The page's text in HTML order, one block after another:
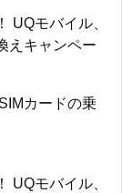
UQモバイル、
えキャンペー
カードの乗
UQモバイル、